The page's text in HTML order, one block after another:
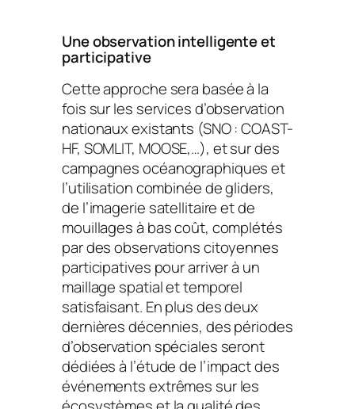
Une observation intelligente et
participative
Cette approche sera basée à la
fois sur les services d’observation
nationaux existants (SNO : COAST-
HF, SOMLIT, MOOSE,…), et sur des
campagnes océanographiques et
l’utilisation combinée de gliders,
de l’imagerie satellitaire et de
mouillages à bas coût, complétés
par des observations citoyennes
participatives pour arriver à un
maillage spatial et temporel
satisfaisant. En plus des deux
dernières décennies, des périodes
d’observation spéciales seront
dédiées à l’étude de l’impact des
événements extrêmes sur les